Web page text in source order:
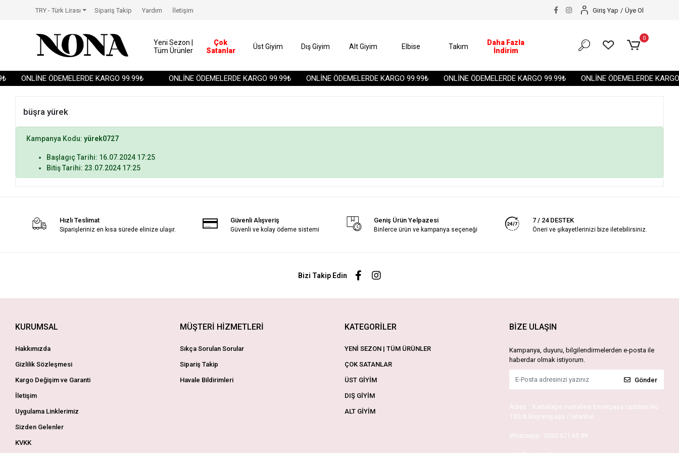
ONLİNE ÖDEMELERDE KARGO 99.99₺ ONLİNE ÖDEMELERDE KARGO 99.99₺ ONLİNE ÖDEMELERDE KARGO 99.99₺ ONLİNE ÖDEMELERDE KARGO 99.99₺ ONLİNE ÖDEMELERDE
TRY - Türk Lirası Sipariş Takip Yardım İletişim Giriş Yap / Üye Ol
Yeni Sezon |
Tüm Ürünler
Çok
Satanlar
Üst Giyim Dış Giyim Alt Giyim Elbise Takım
Daha Fazla
İndirim
0
büşra yürek
Kampanya Kodu:yürek0727
Başlagıç Tarihi: 16.07.2024 17:25
Bitiş Tarihi: 23.07.2024 17:25
Hızlı Teslimat
Siparişleriniz en kısa sürede elinize ulaşır.
Güvenli Alışveriş
Güvenli ve kolay ödeme sistemi
Geniş Ürün Yelpazesi
Binlerce ürün ve kampanya seçeneği
7 / 24 DESTEK
Öneri ve şikayetlerinizi bize iletebilirsiniz.
Bizi Takip Edin
KURUMSAL
Hakkımızda
Gizlilik Sözleşmesi
Kargo Değişim ve Garanti
İletişim
Uygulama Linklerimiz
Sizden Gelenler
KVKK
MÜŞTERİ HİZMETLERİ
Sıkça Sorulan Sorular
Sipariş Takip
Havale Bildirimleri
KATEGORİLER
YENİ SEZON | TÜM ÜRÜNLER
ÇOK SATANLAR
ÜST GİYİM
DIŞ GİYİM
ALT GİYİM
BİZE ULAŞIN
Kampanya, duyuru, bilgilendirmelerden e-posta ile
haberdar olmak istiyorum.
Gönder
Adres : Kartaltepe mahallesi Enverpaşa caddesi No
130/A Bayrampaşa / İstanbul
Whatsapp : 0530 671 65 99